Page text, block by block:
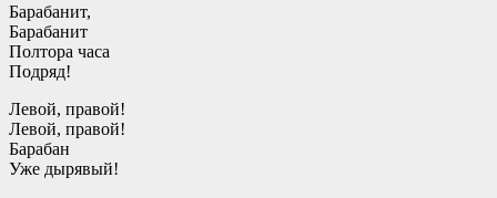
Барабанит,
Барабанит
Полтора часа
Подряд!
Левой, правой!
Левой, правой!
Барабан
Уже дырявый!